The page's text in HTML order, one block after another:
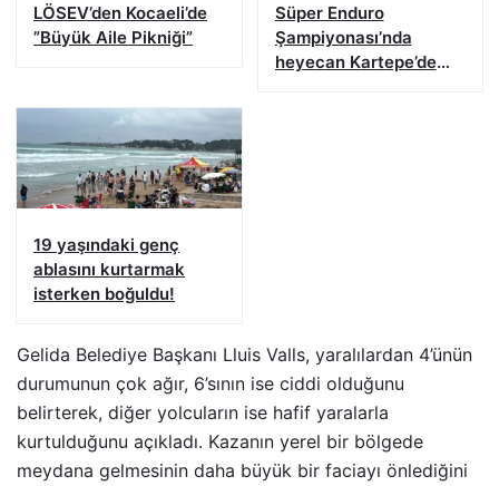
LÖSEV’den Kocaeli’de
”Büyük Aile Pikniği”
Süper Enduro
Şampiyonası’nda
heyecan Kartepe’de
19 yaşındaki genç
ablasını kurtarmak
isterken boğuldu!
Gelida Belediye Başkanı Lluis Valls, yaralılardan 4’ünün
durumunun çok ağır, 6’sının ise ciddi olduğunu
belirterek, diğer yolcuların ise hafif yaralarla
kurtulduğunu açıkladı. Kazanın yerel bir bölgede
meydana gelmesinin daha büyük bir faciayı önlediğini